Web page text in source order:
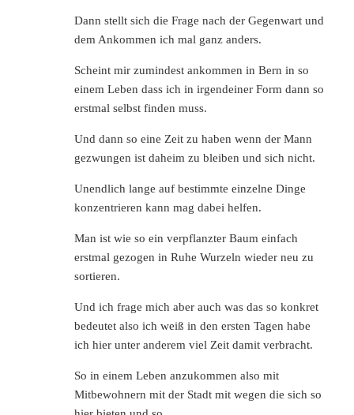
Dann stellt sich die Frage nach der Gegenwart und
dem Ankommen ich mal ganz anders.
Scheint mir zumindest ankommen in Bern in so
einem Leben dass ich in irgendeiner Form dann so
erstmal selbst finden muss.
Und dann so eine Zeit zu haben wenn der Mann
gezwungen ist daheim zu bleiben und sich nicht.
Unendlich lange auf bestimmte einzelne Dinge
konzentrieren kann mag dabei helfen.
Man ist wie so ein verpflanzter Baum einfach
erstmal gezogen in Ruhe Wurzeln wieder neu zu
sortieren.
Und ich frage mich aber auch was das so konkret
bedeutet also ich weiß in den ersten Tagen habe
ich hier unter anderem viel Zeit damit verbracht.
So in einem Leben anzukommen also mit
Mitbewohnern mit der Stadt mit wegen die sich so